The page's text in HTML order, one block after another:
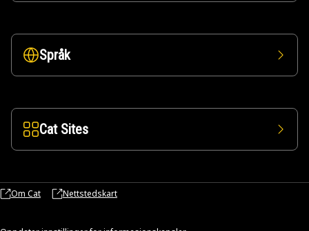
Språk
Cat Sites
Om Cat Nettstedskart